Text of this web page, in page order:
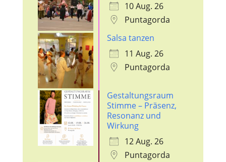
10 Aug. 26
Puntagorda
Salsa tanzen
11 Aug. 26
Puntagorda
Gestaltungsraum
Stimme – Präsenz,
Resonanz und
Wirkung
12 Aug. 26
Puntagorda